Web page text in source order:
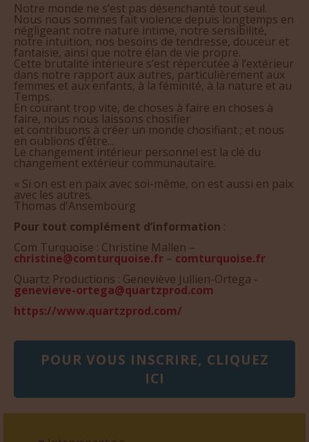
Notre monde ne s’est pas désenchanté tout seul.
Nous nous sommes fait violence depuis longtemps en
négligeant notre nature intime, notre sensibilité,
notre intuition, nos besoins de tendresse, douceur et
fantaisie, ainsi que notre élan de vie propre.
Cette brutalité intérieure s’est répercutée à l’extérieur
dans notre rapport aux autres, particulièrement aux
femmes et aux enfants, à la féminité, à la nature et au
Temps.
En courant trop vite, de choses à faire en choses à
faire, nous nous laissons chosifier
et contribuons à créer un monde chosifiant ; et nous
en oublions d’être...
Le changement intérieur personnel est la clé du
changement extérieur communautaire.
« Si on est en paix avec soi-même, on est aussi en paix
avec les autres.
Thomas d'Ansembourg
Pour tout complément d’information :
Com Turquoise : Christine Mallen –
christine@comturquoise.fr – comturquoise.fr
Quartz Productions : Geneviève Jullien-Ortega -
genevieve-ortega@quartzprod.com
https://www.quartzprod.com/
POUR VOUS INSCRIRE, CLIQUEZ
ICI